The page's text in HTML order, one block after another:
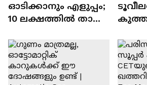
ഓടിക്കാനും എളുപ്പം;
10 ലക്ഷത്തിൽ താഴെ
ഓട്ടോമാറ്റിക്ക്
എസ്‍യുവികൾ